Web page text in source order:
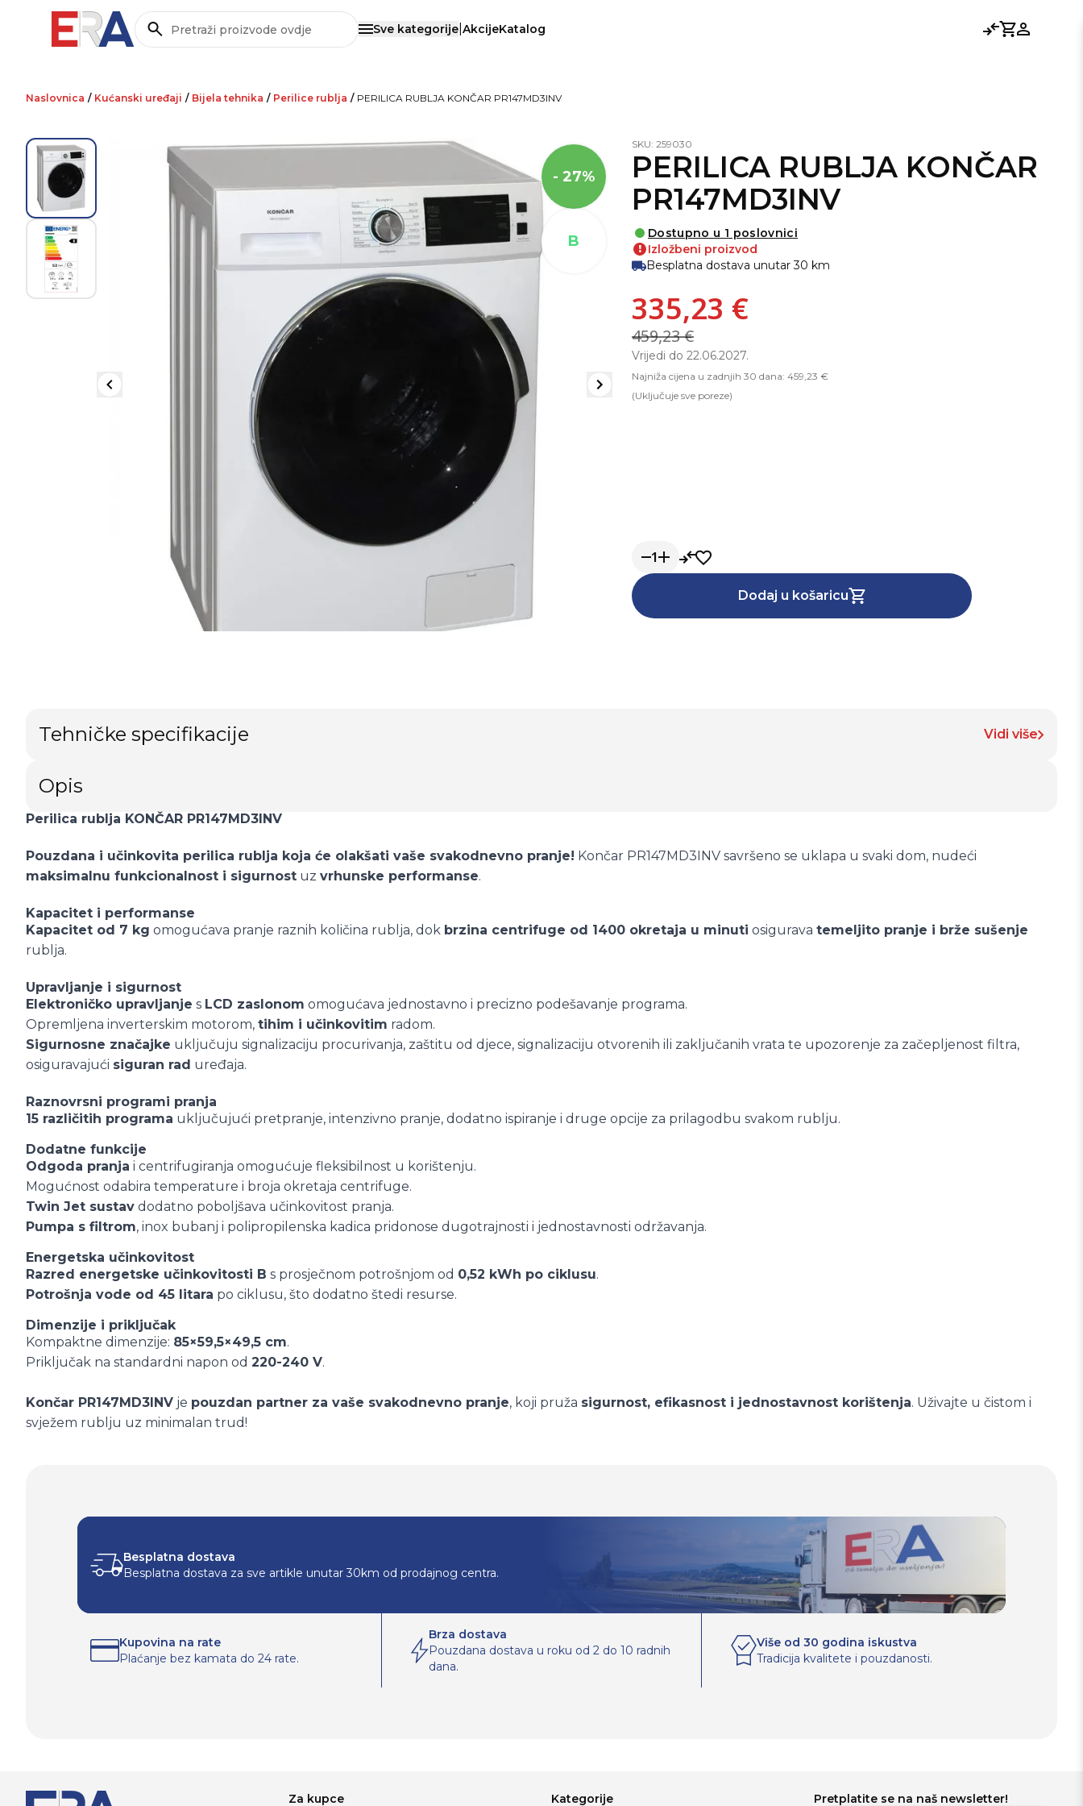
Pretraži Otvori menu
Sve kategorije AkcijeKatalog
Usporedi
Košarica
Prijavi se
Naslovnica / Kućanski uređaji / Bijela tehnika / Perilice rublja / PERILICA RUBLJA KONČAR PR147MD3INV
- 27%
B
SKU: 259030
PERILICA RUBLJA KONČAR
PR147MD3INV
Dostupno u 1 poslovnici
! Izložbeni proizvod
Besplatna dostava unutar 30 km
335,23 €
459,23 €
Vrijedi do 22.06.2027.
Najniža cijena u zadnjih 30 dana: 459,23 €
(Uključuje sve poreze)
1
Dodaj u košaricu
Tehničke specifikacije Vidi više
Opis
Perilica rublja KONČAR PR147MD3INV
Pouzdana i učinkovita perilica rublja koja će olakšati vaše svakodnevno pranje! Končar PR147MD3INV savršeno se uklapa u svaki dom, nudeći
maksimalnu funkcionalnost i sigurnost uz vrhunske performanse.
Kapacitet i performanse
Kapacitet od 7 kg omogućava pranje raznih količina rublja, dok brzina centrifuge od 1400 okretaja u minuti osigurava temeljito pranje i brže sušenje
rublja.
Upravljanje i sigurnost
Elektroničko upravljanje s LCD zaslonom omogućava jednostavno i precizno podešavanje programa.
Opremljena inverterskim motorom, tihim i učinkovitim radom.
Sigurnosne značajke uključuju signalizaciju procurivanja, zaštitu od djece, signalizaciju otvorenih ili zaključanih vrata te upozorenje za začepljenost filtra,
osiguravajući siguran rad uređaja.
Raznovrsni programi pranja
15 različitih programa uključujući pretpranje, intenzivno pranje, dodatno ispiranje i druge opcije za prilagodbu svakom rublju.
Dodatne funkcije
Odgoda pranja i centrifugiranja omogućuje fleksibilnost u korištenju.
Mogućnost odabira temperature i broja okretaja centrifuge.
Twin Jet sustav dodatno poboljšava učinkovitost pranja.
Pumpa s filtrom, inox bubanj i polipropilenska kadica pridonose dugotrajnosti i jednostavnosti održavanja.
Energetska učinkovitost
Razred energetske učinkovitosti B s prosječnom potrošnjom od 0,52 kWh po ciklusu.
Potrošnja vode od 45 litara po ciklusu, što dodatno štedi resurse.
Dimenzije i priključak
Kompaktne dimenzije: 85×59,5×49,5 cm.
Priključak na standardni napon od 220-240 V.
Končar PR147MD3INV je pouzdan partner za vaše svakodnevno pranje, koji pruža sigurnost, efikasnost i jednostavnost korištenja. Uživajte u čistom i
svježem rublju uz minimalan trud!
Besplatna dostava
Besplatna dostava za sve artikle unutar 30km od prodajnog centra.
Kupovina na rate
Plaćanje bez kamata do 24 rate.
Brza dostava
Pouzdana dostava u roku od 2 do 10 radnih
dana.
Više od 30 godina iskustva
Tradicija kvalitete i pouzdanosti.
Za kupce Kategorije Pretplatite se na naš newsletter!